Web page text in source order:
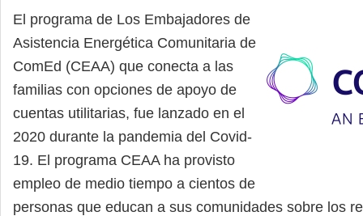
El programa de Los Embajadores de
Asistencia Energética Comunitaria de
ComEd (CEAA) que conecta a las
familias con opciones de apoyo de
cuentas utilitarias, fue lanzado en el
2020 durante la pandemia del Covid-
19. El programa CEAA ha provisto
empleo de medio tiempo a cientos de
personas que educan a sus comunidades sobre los